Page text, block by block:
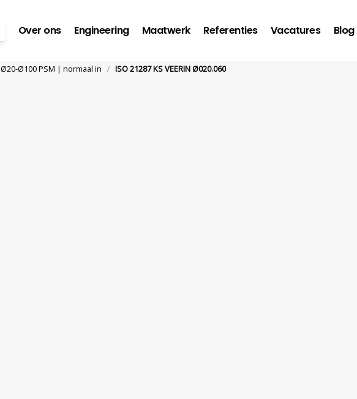
Over ons Engineering Maatwerk Referenties Vacatures Blog
Ø20-Ø100 PSM | normaal in / ISO 21287 KS VEERIN Ø020.060